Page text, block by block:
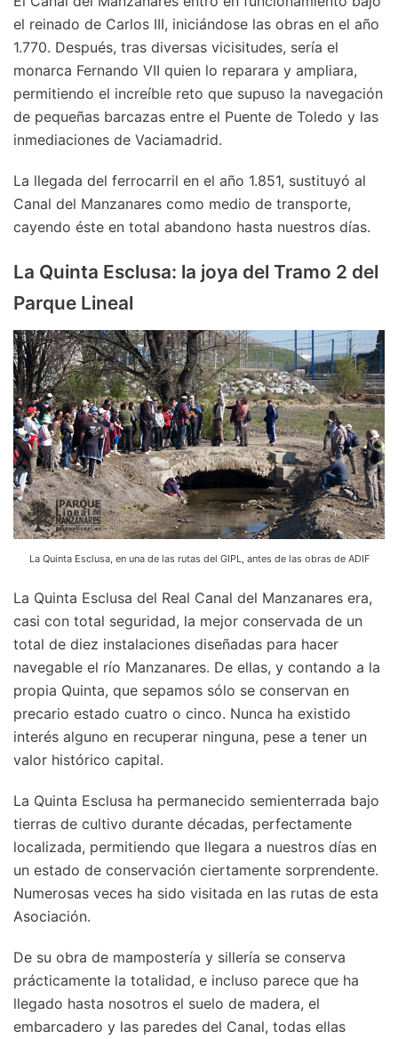
el reinado de Carlos III, iniciándose las obras en el año
1.770. Después, tras diversas vicisitudes, sería el
monarca Fernando VII quien lo reparara y ampliara,
permitiendo el increíble reto que supuso la navegación
de pequeñas barcazas entre el Puente de Toledo y las
inmediaciones de Vaciamadrid.
La llegada del ferrocarril en el año 1.851, sustituyó al
Canal del Manzanares como medio de transporte,
cayendo éste en total abandono hasta nuestros días.
La Quinta Esclusa: la joya del Tramo 2 del
Parque Lineal
La Quinta Esclusa, en una de las rutas del GIPL, antes de las obras de ADIF
La Quinta Esclusa del Real Canal del Manzanares era,
casi con total seguridad, la mejor conservada de un
total de diez instalaciones diseñadas para hacer
navegable el río Manzanares. De ellas, y contando a la
propia Quinta, que sepamos sólo se conservan en
precario estado cuatro o cinco. Nunca ha existido
interés alguno en recuperar ninguna, pese a tener un
valor histórico capital.
La Quinta Esclusa ha permanecido semienterrada bajo
tierras de cultivo durante décadas, perfectamente
localizada, permitiendo que llegara a nuestros días en
un estado de conservación ciertamente sorprendente.
Numerosas veces ha sido visitada en las rutas de esta
Asociación.
De su obra de mampostería y sillería se conserva
prácticamente la totalidad, e incluso parece que ha
llegado hasta nosotros el suelo de madera, el
embarcadero y las paredes del Canal, todas ellas